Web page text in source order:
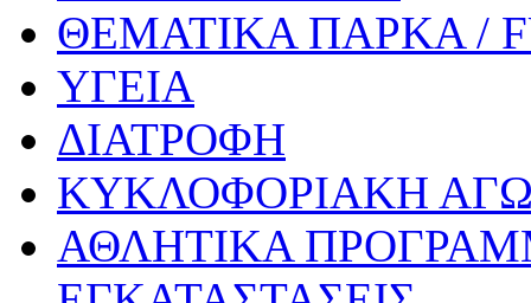
ΘΕΜΑΤΙΚΑ ΠΑΡΚΑ /
ΥΓΕΙΑ
ΔΙΑΤΡΟΦΗ
ΚΥΚΛΟΦΟΡΙΑΚΗ
ΑΘΛΗΤΙΚΑ